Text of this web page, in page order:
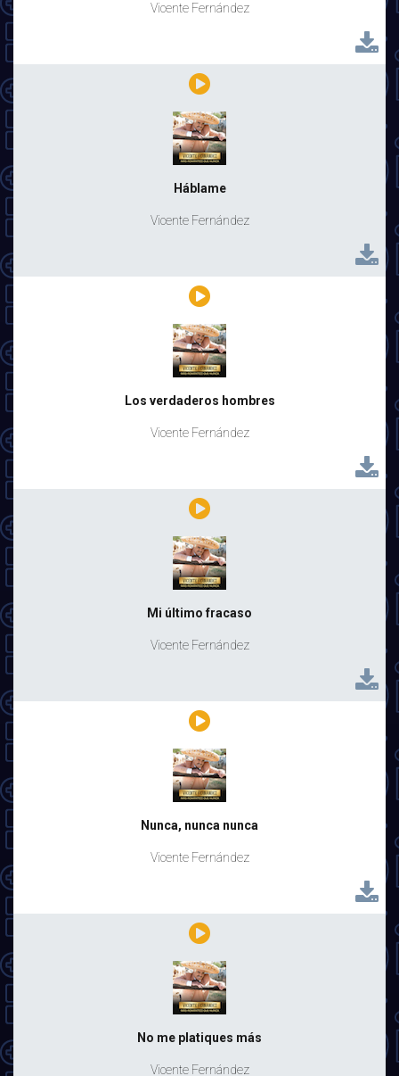
Vicente Fernández
Háblame
Vicente Fernández
Los verdaderos hombres
Vicente Fernández
Mi último fracaso
Vicente Fernández
Nunca, nunca nunca
Vicente Fernández
No me platiques más
Vicente Fernández